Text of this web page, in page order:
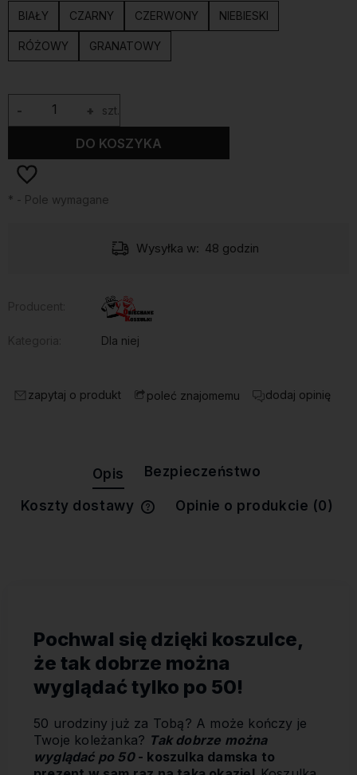
BIAŁY
CZARNY CZERWONY NIEBIESKI
RÓŻOWY GRANATOWY
+
- szt.
DO KOSZYKA
* - Pole wymagane
Wysyłka w: 48 godzin
Dla niej
zapytaj o produkt poleć znajomemu dodaj opinię
Opis Bezpieczeństwo
Koszty dostawy
Cena nie zawiera ewentualnych
Opinie o produkcie (0)
Pochwal się dzięki koszulce,
że tak dobrze można
wyglądać tylko po 50!
50 urodziny już za Tobą? A może kończy je
Twoje koleżanka? Tak dobrze można
wyglądać po 50- koszulka damska to